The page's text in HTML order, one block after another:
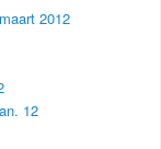
2012
12